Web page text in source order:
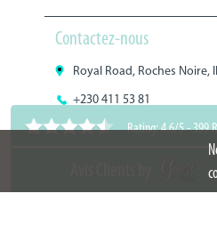
Contactez-nous
Royal Road, Roches Noire,
+230 411 53 81
WhatsApp : +230 59 36 38
Rating: 4.6/5-399